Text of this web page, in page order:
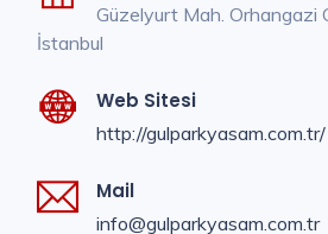
Güzelyurt Mah. Orhangazi
İstanbul
Web Sitesi
http://gulparkyasam.com.tr/
Mail
info@gulparkyasam.com.tr